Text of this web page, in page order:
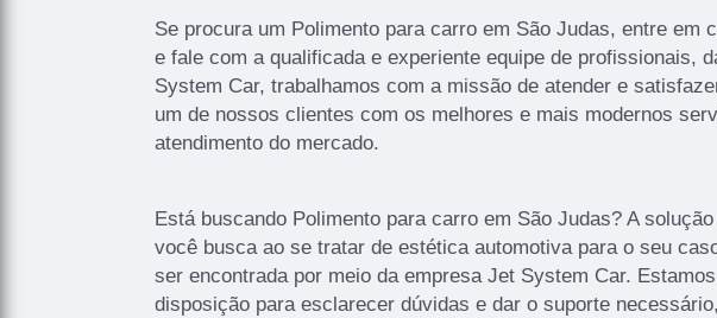
Se procura um Polimento para carro em São Judas, entre em
e fale com a qualificada e experiente equipe de profissionais,
System Car, trabalhamos com a missão de atender e
um de nossos clientes com os melhores e mais modernos
atendimento do mercado.
Está buscando Polimento para carro em São Judas? A
você busca ao se tratar de estética automotiva para o seu
ser encontrada por meio da empresa Jet System Car.
disposição para esclarecer dúvidas e dar o suporte